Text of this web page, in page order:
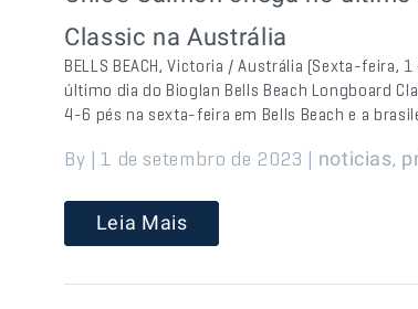
Classic na Austrália
BELLS BEACH, Victoria / Austrália (Sexta-feira,
último dia do Bioglan Bells Beach Longboard
4-6 pés na sexta-feira em Bells Beach e a
By | 1 de setembro de 2023 | noticias,
Leia Mais